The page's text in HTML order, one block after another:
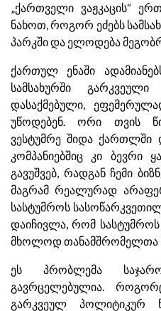
„ქართველი ვაჟკაცის“
ნახოთ, როგორ ეძებს
პარკში და ელოდება
ქართულ ენაში
სამსახურში
დასაქმებული,
უწოდებენ. ორი თვის
ვესტუმრე შიდა ქართლში
კომპანიებშიც კი ბევრი
გავუშვებ, რადგან ჩემი
მაგრამ რეალურად
სასტუმროს
დაიჩივლა, რომ
მხოლოდ თანამშრომელთა
ეს პრობლემა
გავრცელებულია.
გარკვეულ პოლიტიკურ